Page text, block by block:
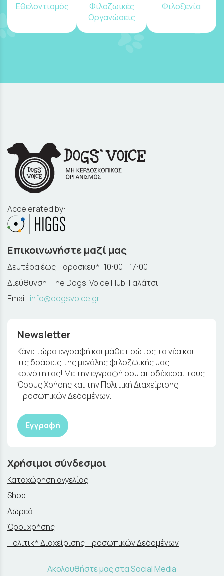
Εθελοντισμός
Φιλοζωικές
Οργανώσεις
Φιλοξενία
Accelerated by:
Επικοινωνήστε μαζί μας
Δευτέρα έως Παρασκευή: 10:00 - 17:00
Διεύθυνση: The Dogs' Voice Hub, Γαλάτσι
Email: info@dogsvoice.gr
Newsletter
Κάνε τώρα εγγραφή και μάθε πρώτος τα νέα και
τις δράσεις της μεγάλης φιλοζωικής μας
κοινότητας! Με την εγγραφή σου αποδέχεσαι τους
Όρους Χρήσης και την Πολιτική Διαχείρισης
Προσωπικών Δεδομένων.
Εγγραφή
Χρήσιμοι σύνδεσμοι
Καταχώρηση αγγελίας
Shop
Δωρεά
Όροι χρήσης
Πολιτική Διαχείρισης Προσωπικών Δεδομένων
Ακολουθήστε μας στα Social Media